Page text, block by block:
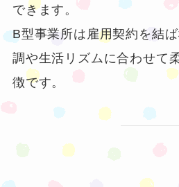
できます。
B型事業所は雇用契約を結
調や生活リズムに合わせて
徴です。